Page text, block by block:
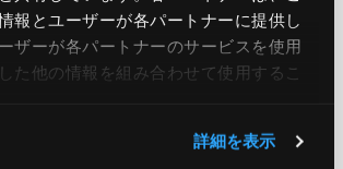
報とユーザーが各パートナーに提供し
ザーが各パートナーのサービスを使用
た他の情報を組み合わせて使用​​するこ
詳細を表示
報のリスクを軽減することができます。
リティ診断
ットワーク構成や設定、運用状況を調査・